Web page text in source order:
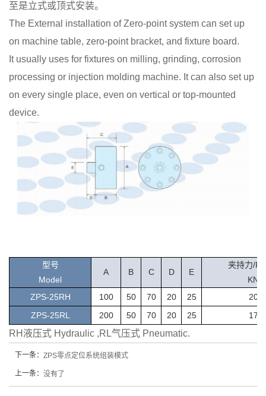
至是立式或顶式安装。
The External installation of Zero-point system can set up
on machine table, zero-point bracket, and fixture board.
It usually uses for fixtures on milling, grinding, corrosion
processing or injection molding machine. It can also set up
on every single place, even on vertical or top-mounted
device.
型号
Model
A B C D E
夹持力/
KN
ZPS-25RH
100 50 70 20 25
20
ZPS-25RL
200 50 70 20 25 17
RH液压式 Hydraulic ,RL气压式 Pneumatic.
下一条： ZPS零点定位系统组装模式
上一条： 没有了